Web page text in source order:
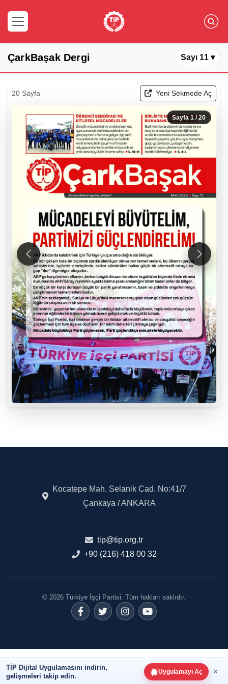
TİP Dijital Uygulamasını indirin,
gelişmeleri takip edin.
Uygulamayı Aç ×
ÇarkBaşak Dergi Sayı 11 ▾
20 Sayfa Yeni Sekmede Aç
Sayfa1/ 20
Önceki Sonraki
Kocatepe Mah. Selanik Cad. No:41/7
Çankaya / ANKARA
tip@tip.org.tr
+90 (216) 418 00 32
© 2026 Türkiye İşçi Partisi. Tüm hakları saklıdır.